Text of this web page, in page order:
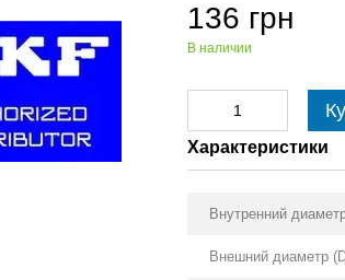
136 грн
В наличии
Характеристики
Внутренний
Внешний диаметр